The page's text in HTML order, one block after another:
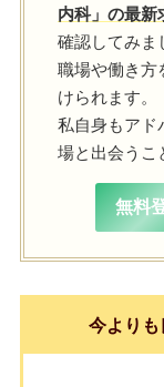
内科」の最新
確認してみま
職場や働き方
けられます。
私自身もアド
場と出会うこ
無料
今よりも